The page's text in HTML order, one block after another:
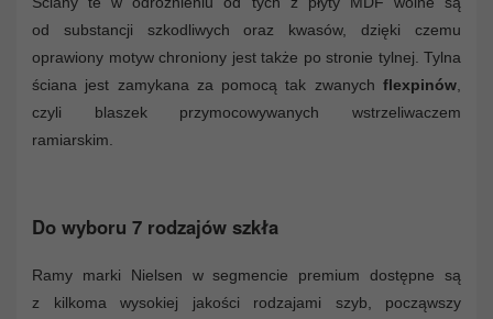
od substancji szkodliwych oraz kwasów, dzięki czemu
oprawiony motyw chroniony jest także po stronie tylnej. Tylna
ściana jest zamykana za pomocą tak zwanych flexpinów,
czyli blaszek przymocowywanych wstrzeliwaczem
ramiarskim.
Do wyboru 7 rodzajów szkła
Ramy marki Nielsen w segmencie premium dostępne są
z kilkoma wysokiej jakości rodzajami szyb, począwszy